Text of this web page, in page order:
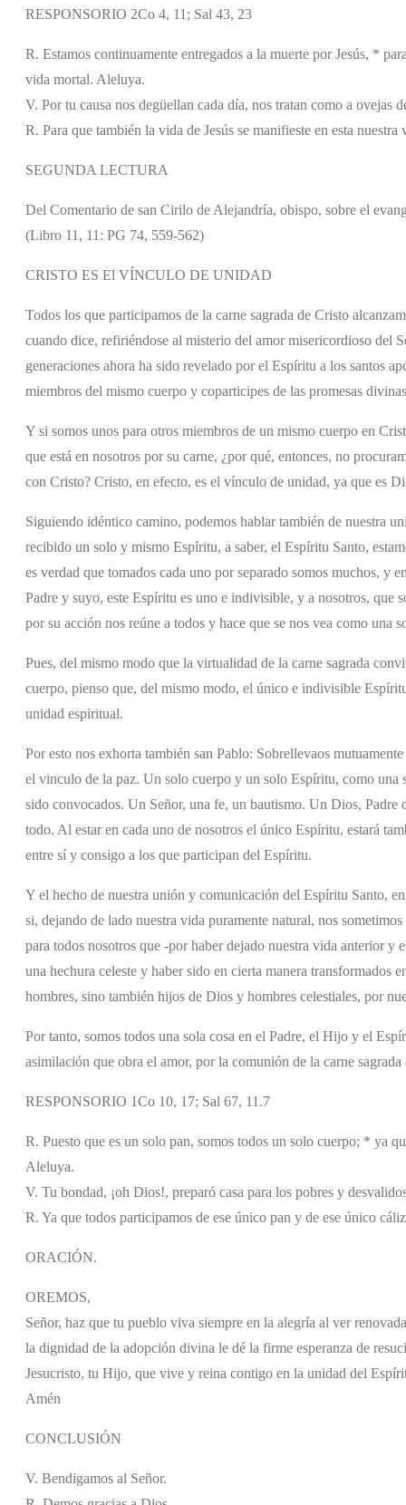
RESPONSORIO 2Co 4, 11; Sal 43, 23
R. Estamos continuamente entregados a la muerte por Jesús, *
vida mortal. Aleluya.
V. Por tu causa nos degüellan cada día, nos tratan como a ovejas
R. Para que también la vida de Jesús se manifieste en esta
SEGUNDA LECTURA
Del Comentario de san Cirilo de Alejandría, obispo, sobre el
(Libro 11, 11: PG 74, 559-562)
CRISTO ES El VÍNCULO DE UNIDAD
Todos los que participamos de la carne sagrada de Cristo
cuando dice, refiriéndose al misterio del amor misericordioso del
generaciones ahora ha sido revelado por el Espíritu a los santos
miembros del mismo cuerpo y coparticipes de las promesas
Y si somos unos para otros miembros de un mismo cuerpo en
que está en nosotros por su carne, ¿por qué, entonces, no
con Cristo? Cristo, en efecto, es el vínculo de unidad, ya que es
Siguiendo idéntico camino, podemos hablar también de nuestra
recibido un solo y mismo Espíritu, a saber, el Espíritu Santo,
es verdad que tomados cada uno por separado somos muchos, y
Padre y suyo, este Espíritu es uno e indivisible, y a nosotros, que
por su acción nos reúne a todos y hace que se nos vea como una
Pues, del mismo modo que la virtualidad de la carne sagrada
cuerpo, pienso que, del mismo modo, el único e indivisible
unidad espiritual.
Por esto nos exhorta también san Pablo: Sobrellevaos
el vinculo de la paz. Un solo cuerpo y un solo Espíritu, como una
sido convocados. Un Señor, una fe, un bautismo. Un Dios,
todo. Al estar en cada uno de nosotros el único Espíritu, estará
entre sí y consigo a los que participan del Espíritu.
Y el hecho de nuestra unión y comunicación del Espíritu Santo,
si, dejando de lado nuestra vida puramente natural, nos
para todos nosotros que -por haber dejado nuestra vida anterior
una hechura celeste y haber sido en cierta manera transformados
hombres, sino también hijos de Dios y hombres celestiales, por
Por tanto, somos todos una sola cosa en el Padre, el Hijo y el
asimilación que obra el amor, por la comunión de la carne
RESPONSORIO 1Co 10, 17; Sal 67, 11.7
R. Puesto que es un solo pan, somos todos un solo cuerpo; * ya
Aleluya.
V. Tu bondad, ¡oh Dios!, preparó casa para los pobres y
R. Ya que todos participamos de ese único pan y de ese único
ORACIÓN.
OREMOS,
Señor, haz que tu pueblo viva siempre en la alegría al ver
la dignidad de la adopción divina le dé la firme esperanza de
Jesucristo, tu Hijo, que vive y reina contigo en la unidad del
Amén
CONCLUSIÓN
V. Bendigamos al Señor.